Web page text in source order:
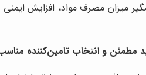
میزان مصرف مواد، افزایش
مطمئن و انتخاب تامین‌کننده